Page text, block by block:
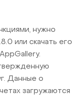
нужно
или скачать его
Данные о
загружаются